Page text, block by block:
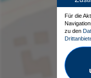
Für die
zu den